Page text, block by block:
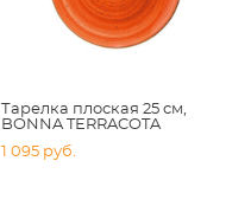
Тарелка плоская 25 см,
BONNA TERRACOTA
1 095 pуб.